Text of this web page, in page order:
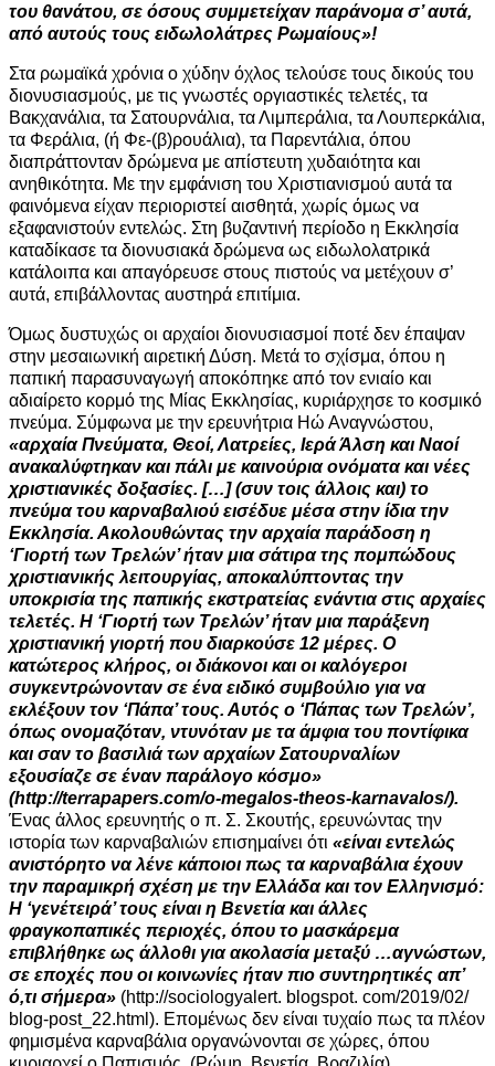
του θανάτου, σε όσους συμμετείχαν παράνομα σ’ αυτά,
από αυτούς τους ειδωλολάτρες Ρωμαίους»!
Στα ρωμαϊκά χρόνια ο χύδην όχλος τελούσε τους δικούς του
διονυσιασμούς, με τις γνωστές οργιαστικές τελετές, τα
Βακχανάλια, τα Σατουρνάλια, τα Λιμπεράλια, τα Λουπερκάλια,
τα Φεράλια, (ή Φε-(β)ρουάλια), τα Παρεντάλια, όπου
διαπράττονταν δρώμενα με απίστευτη χυδαιότητα και
ανηθικότητα. Με την εμφάνιση του Χριστιανισμού αυτά τα
φαινόμενα είχαν περιοριστεί αισθητά, χωρίς όμως να
εξαφανιστούν εντελώς. Στη βυζαντινή περίοδο η Εκκλησία
καταδίκασε τα διονυσιακά δρώμενα ως ειδωλολατρικά
κατάλοιπα και απαγόρευσε στους πιστούς να μετέχουν σ’
αυτά, επιβάλλοντας αυστηρά επιτίμια.
Όμως δυστυχώς οι αρχαίοι διονυσιασμοί ποτέ δεν έπαψαν
στην μεσαιωνική αιρετική Δύση. Μετά το σχίσμα, όπου η
παπική παρασυναγωγή αποκόπηκε από τον ενιαίο και
αδιαίρετο κορμό της Μίας Εκκλησίας, κυριάρχησε το κοσμικό
πνεύμα. Σύμφωνα με την ερευνήτρια Ηώ Αναγνώστου,
«αρχαία Πνεύματα, Θεοί, Λατρείες, Ιερά Άλση και Ναοί
ανακαλύφτηκαν και πάλι με καινούρια ονόματα και νέες
χριστιανικές δοξασίες. […] (συν τοις άλλοις και) το
πνεύμα του καρναβαλιού εισέδυε μέσα στην ίδια την
Εκκλησία. Ακολουθώντας την αρχαία παράδοση η
‘Γιορτή των Τρελών’ ήταν μια σάτιρα της πομπώδους
χριστιανικής λειτουργίας, αποκαλύπτοντας την
υποκρισία της παπικής εκστρατείας ενάντια στις αρχαίες
τελετές. Η ‘Γιορτή των Τρελών’ ήταν μια παράξενη
χριστιανική γιορτή που διαρκούσε 12 μέρες. Ο
κατώτερος κλήρος, οι διάκονοι και οι καλόγεροι
συγκεντρώνονταν σε ένα ειδικό συμβούλιο για να
εκλέξουν τον ‘Πάπα’ τους. Αυτός ο ‘Πάπας των Τρελών’,
όπως ονομαζόταν, ντυνόταν με τα άμφια του ποντίφικα
και σαν το βασιλιά των αρχαίων Σατουρναλίων
εξουσίαζε σε έναν παράλογο κόσμο»
(http://terrapapers.com/o-megalos-theos-karnavalos/).
Ένας άλλος ερευνητής ο π. Σ. Σκουτής, ερευνώντας την
ιστορία των καρναβαλιών επισημαίνει ότι «είναι εντελώς
ανιστόρητο να λένε κάποιοι πως τα καρναβάλια έχουν
την παραμικρή σχέση με την Ελλάδα και τον Ελληνισμό:
Η ‘γενέτειρά’ τους είναι η Βενετία και άλλες
φραγκοπαπικές περιοχές, όπου το μασκάρεμα
επιβλήθηκε ως άλλοθι για ακολασία μεταξύ …αγνώστων,
σε εποχές που οι κοινωνίες ήταν πιο συντηρητικές απ’
ό,τι σήμερα» (http://sociologyalert. blogspot. com/2019/02/
blog-post_22.html). Επομένως δεν είναι τυχαίο πως τα πλέον
φημισμένα καρναβάλια οργανώνονται σε χώρες, όπου